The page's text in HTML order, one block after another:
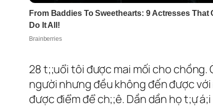
28 t;;uổi tôi được mai mối cho
người nhưng đều không đến được
được điểm để ch;;ê. Dần dần họ t;ự